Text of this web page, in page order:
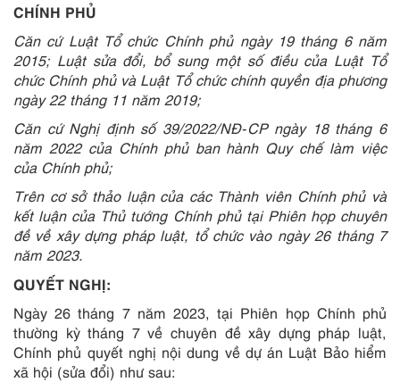
CHÍNH PHỦ
Căn cứ Luật Tổ chức Chính phủ ngày 19 tháng 6 năm
2015; Luật sửa đổi, bổ sung một số điều của Luật Tổ
chức Chính phủ và Luật Tổ chức chính quyền địa phương
ngày 22 tháng 11 năm 2019;
Căn cứ Nghị định số 39/2022/NĐ-CP ngày 18 tháng 6
năm 2022 của Chính phủ ban hành Quy chế làm việc
của Chính phủ;
Trên cơ sở thảo luận của các Thành viên Chính phủ và
kết luận của Thủ tướng Chính phủ tại Phiên họp chuyên
đề về xây dựng pháp luật, tổ chức vào ngày 26 tháng 7
năm 2023.
QUYẾT NGHỊ:
Ngày 26 tháng 7 năm 2023, tại Phiên họp Chính phủ
thường kỳ tháng 7 về chuyên đề xây dựng pháp luật,
Chính phủ quyết nghị nội dung về dự án Luật Bảo hiểm
xã hội (sửa đổi) như sau: